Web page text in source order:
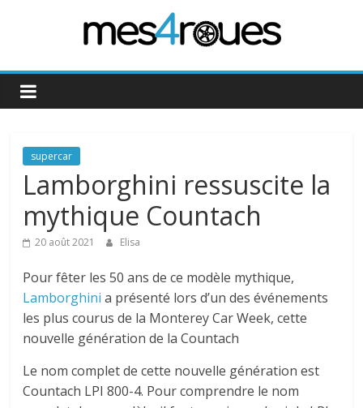
Mes4Roues
supercar
Lamborghini ressuscite la
mythique Countach
20 août 2021 Elisa
Pour fêter les 50 ans de ce modèle mythique,
Lamborghini a présenté lors d’un des événements
les plus courus de la Monterey Car Week, cette
nouvelle génération de la Countach
Le nom complet de cette nouvelle génération est
Countach LPI 800-4. Pour comprendre le nom